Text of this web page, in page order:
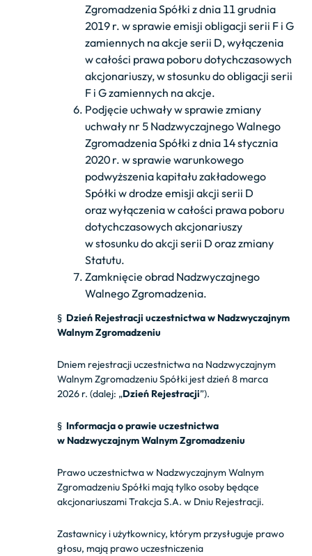
Zgromadzenia Spółki z dnia 11 grudnia
2019 r. w sprawie emisji obligacji serii F i G
zamiennych na akcje serii D, wyłączenia
w całości prawa poboru dotychczasowych
akcjonariuszy, w stosunku do obligacji serii
F i G zamiennych na akcje.
Podjęcie uchwały w sprawie zmiany
uchwały nr 5 Nadzwyczajnego Walnego
Zgromadzenia Spółki z dnia 14 stycznia
2020 r. w sprawie warunkowego
podwyższenia kapitału zakładowego
Spółki w drodze emisji akcji serii D
oraz wyłączenia w całości prawa poboru
dotychczasowych akcjonariuszy
w stosunku do akcji serii D oraz zmiany
Statutu.
Zamknięcie obrad Nadzwyczajnego
Walnego Zgromadzenia.
§ Dzień Rejestracji uczestnictwa w Nadzwyczajnym
Walnym Zgromadzeniu
Dniem rejestracji uczestnictwa na Nadzwyczajnym
Walnym Zgromadzeniu Spółki jest dzień 8 marca
2026 r. (dalej: „Dzień Rejestracji”).
§ Informacja o prawie uczestnictwa
w NadzwyczajnymWalnym Zgromadzeniu
Prawo uczestnictwa w Nadzwyczajnym Walnym
Zgromadzeniu Spółki mają tylko osoby będące
akcjonariuszami Trakcja S.A. w Dniu Rejestracji.
Zastawnicy i użytkownicy, którym przysługuje prawo
głosu, mają prawo uczestniczenia